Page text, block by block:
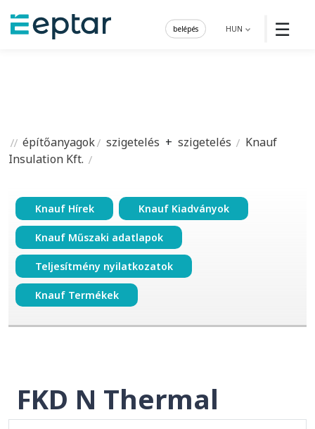
☰
HUN
belépés
építőanyagok szigetelés + szigetelés
Knauf
Insulation Kft.
Knauf Hírek Knauf Kiadványok
Knauf Műszaki adatlapok
Teljesítmény nyilatkozatok
Knauf Termékek
FKD N Thermal